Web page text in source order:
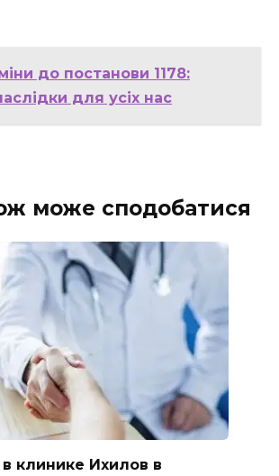
до постанови 1178:
для усіх нас
може сподобатися
клинике Ихилов в